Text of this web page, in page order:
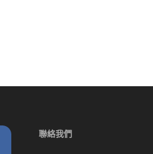
聯絡我們